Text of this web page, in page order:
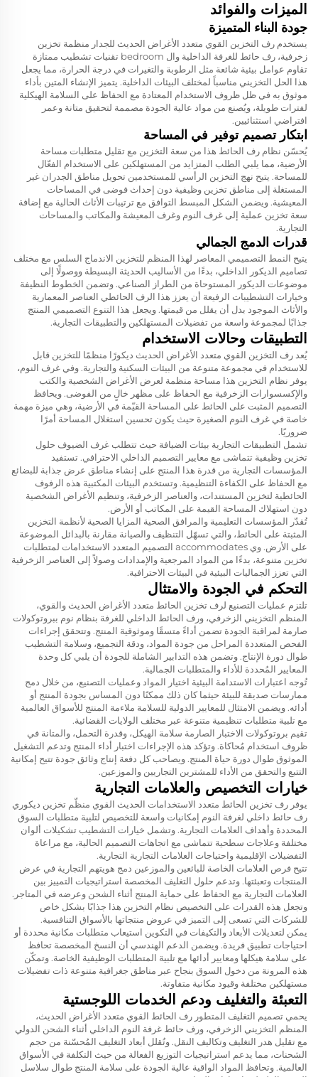
الميزات والفوائد
جودة البناء المتميزة
يستخدم رف التخزين القوي متعدد الأغراض الحديث للجدار منظمة تخزين
زخرفية، رف حائط للغرفة الداخلية وال bedroom تقنيات تشطيب ممتازة
تقاوم عوامل بيئية شائعة مثل الرطوبة والتغيرات في درجة الحرارة، مما يجعل
هذا الحل التخزيني مناسباً لمختلف البيئات الداخلية. يتميز الإنشاء المتين بأداء
موثوق به في ظل ظروف الاستخدام المعتادة مع الحفاظ على السلامة الهيكلية
لفترات طويلة، ويُصنع من مواد عالية الجودة مصممة لتحقيق متانة وعمر
افتراضي استثنائيين.
ابتكار تصميم توفير في المساحة
يُحسّن نظام رف الحائط هذا من سعة التخزين مع تقليل متطلبات مساحة
الأرضية، مما يلبي الطلب المتزايد من المستهلكين على الاستخدام الفعّال
للمساحة. يتيح نهج التخزين الرأسي للمستخدمين تحويل مناطق الجدران غير
المستغلة إلى مناطق تخزين وظيفية دون إحداث فوضى في المساحات
المعيشية. ويضمن الشكل المبسط التوافق مع ترتيبات الأثاث الحالية مع إضافة
سعة تخزين عملية إلى غرف النوم وغرف المعيشة والمكاتب والمساحات
التجارية.
قدرات الدمج الجمالي
يتيح النمط التصميمي المعاصر لهذا المنظم للتخزين الاندماج السلس مع مختلف
تصاميم الديكور الداخلي، بدءًا من الأساليب الحديثة البسيطة ووصولًا إلى
موضوعات الديكور المستوحاة من الطراز الصناعي. وتضمن الخطوط النظيفة
وخيارات التشطيبات الرفيعة أن يعزز هذا الرف الحائطي العناصر المعمارية
والأثاث الموجود بدل أن يقلل من قيمتها. ويجعل هذا التنوع التصميمي المنتج
جذابًا لمجموعة واسعة من تفضيلات المستهلكين والتطبيقات التجارية.
التطبيقات وحالات الاستخدام
يُعد رف التخزين القوي متعدد الأغراض الحديث ديكورًا منظمًا للتخزين قابل
للاستخدام في مجموعة متنوعة من البيئات السكنية والتجارية. وفي غرف النوم،
يوفر نظام التخزين هذا مساحة منظمة لعرض الأغراض الشخصية والكتب
والإكسسوارات الزخرفية مع الحفاظ على مظهر خالٍ من الفوضى. ويحافظ
التصميم المثبت على الحائط على المساحة القيّمة في الأرضية، وهي ميزة مهمة
خاصة في غرف النوم الصغيرة حيث يكون تحسين استغلال المساحة أمرًا
ضروريًا.
تشمل التطبيقات التجارية بيئات الضيافة حيث تتطلب غرف الضيوف حلول
تخزين وظيفية تتماشى مع معايير التصميم الداخلي الاحترافي. تستفيد
المؤسسات التجارية من قدرة هذا المنتج على إنشاء مناطق عرض جذابة للبضائع
مع الحفاظ على الكفاءة التنظيمية. وتستخدم البيئات المكتبية هذه الرفوف
الحائطية لتخزين المستندات، والعناصر الزخرفية، وتنظيم الأغراض الشخصية
دون استهلاك المساحة القيمة على المكاتب أو الأرض.
تُقدّر المؤسسات التعليمية والمرافق الصحية المزايا الصحية لأنظمة التخزين
المثبتة على الحائط، والتي تسهّل التنظيف والصيانة مقارنة بالبدائل الموضوعة
على الأرض. وي accommodates التصميم المتعدد الاستخدامات لمتطلبات
تخزين متنوعة، بدءًا من المواد المرجعية والإمدادات وصولاً إلى العناصر الزخرفية
التي تعزز الجماليات البيئية في البيئات الاحترافية.
التحكم في الجودة والامتثال
تلتزم عمليات التصنيع لرف تخزين الحائط متعدد الأغراض الحديث والقوي،
المنظم التخزيني الزخرفي، ورف الحائط الداخلي للغرفة بنظام نوم ببروتوكولات
صارمة لمراقبة الجودة تضمن أداءً متسقًا وموثوقية المنتج. وتتحقق إجراءات
الفحص المتعددة المراحل من جودة المواد، ودقة التجميع، وسلامة التشطيب
طوال دورة الإنتاج. وتضمن هذه التدابير الشاملة للجودة أن يلبي كل وحدة
المعايير المُحددة للأداء والمتطلبات الجمالية.
تُوجه اعتبارات الاستدامة البيئية اختيار المواد وعمليات التصنيع، من خلال دمج
ممارسات صديقة للبيئة حيثما كان ذلك ممكنًا دون المساس بجودة المنتج أو
أدائه. ويضمن الامتثال للمعايير الدولية للسلامة ملاءمة المنتج للأسواق العالمية
مع تلبية متطلبات تنظيمية متنوعة عبر مختلف الولايات القضائية.
تقيم بروتوكولات الاختبار الصارمة سلامة الهيكل، وقدرة التحمل، والمتانة في
ظروف استخدام مُحاكاة. وتؤكد هذه الإجراءات اختبار أداء المنتج وتدعم التشغيل
الموثوق طوال دورة حياة المنتج. ويصاحب كل دفعة إنتاج وثائق جودة تتيح إمكانية
التتبع والتحقق من الأداء للمشترين التجاريين والموزعين.
خيارات التخصيص والعلامات التجارية
يوفر رف تخزين الحائط متعدد الاستخدامات الحديث القوي منظّم تخزين ديكوري
رف حائط داخلي لغرفة النوم إمكانيات واسعة للتخصيص لتلبية متطلبات السوق
المحددة وأهداف العلامات التجارية. وتشمل خيارات التشطيب تشكيلات ألوان
مختلفة وعلاجات سطحية تتماشى مع اتجاهات التصميم الحالية، مع مراعاة
التفضيلات الإقليمية واحتياجات العلامات التجارية التجارية.
تتيح فرص العلامات الخاصة للبائعين والموزعين دمج هويتهم التجارية في عرض
المنتجات وتعبئتها. وتدعم حلول التغليف المخصصة استراتيجيات التمييز بين
العلامات التجارية مع الحفاظ على حماية المنتج أثناء الشحن وعرضه في المتاجر.
وتجعل هذه القدرات على التخصيص نظام التخزين هذا جذابًا بشكل خاص
للشركات التي تسعى إلى التميز في عروض منتجاتها بالأسواق التنافسية.
يمكن لتعديلات الأبعاد والتكيفات في التكوين استيعاب متطلبات مكانية محددة أو
احتياجات تطبيق فريدة. ويضمن الدعم الهندسي أن النسخ المخصصة تحافظ
على سلامة هيكلها ومعايير أدائها مع تلبية المتطلبات الوظيفية الخاصة. وتمكّن
هذه المرونة من دخول السوق بنجاح عبر مناطق جغرافية متنوعة ذات تفضيلات
مستهلكين مختلفة وقيود مكانية متفاوتة.
التعبئة والتغليف ودعم الخدمات اللوجستية
يحمي تصميم التغليف المتطور رف الحائط القوي متعدد الأغراض الحديث،
المنظم التخزيني الزخرفي، ورف حائط غرفة النوم الداخلي أثناء الشحن الدولي
مع تقليل هدر التغليف وتكاليف النقل. وتُقلل أبعاد التغليف المُحسّنة من حجم
الشحنات، مما يدعم استراتيجيات التوزيع الفعالة من حيث التكلفة في الأسواق
العالمية. وتحافظ المواد الواقية عالية الجودة على سلامة المنتج طوال سلاسل